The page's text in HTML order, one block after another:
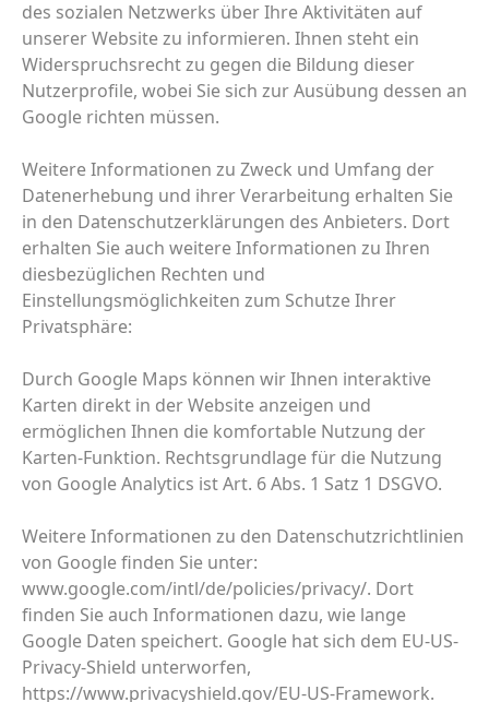
des sozialen Netzwerks über Ihre Aktivitäten auf
unserer Website zu informieren. Ihnen steht ein
Widerspruchsrecht zu gegen die Bildung dieser
Nutzerprofile, wobei Sie sich zur Ausübung dessen an
Google richten müssen.
Weitere Informationen zu Zweck und Umfang der
Datenerhebung und ihrer Verarbeitung erhalten Sie
in den Datenschutzerklärungen des Anbieters. Dort
erhalten Sie auch weitere Informationen zu Ihren
diesbezüglichen Rechten und
Einstellungsmöglichkeiten zum Schutze Ihrer
Privatsphäre:
Durch Google Maps können wir Ihnen interaktive
Karten direkt in der Website anzeigen und
ermöglichen Ihnen die komfortable Nutzung der
Karten-Funktion. Rechtsgrundlage für die Nutzung
von Google Analytics ist Art. 6 Abs. 1 Satz 1 DSGVO.
Weitere Informationen zu den Datenschutzrichtlinien
von Google finden Sie unter:
www.google.com/intl/de/policies/privacy/. Dort
finden Sie auch Informationen dazu, wie lange
Google Daten speichert. Google hat sich dem EU-US-
Privacy-Shield unterworfen,
https://www.privacyshield.gov/EU-US-Framework.